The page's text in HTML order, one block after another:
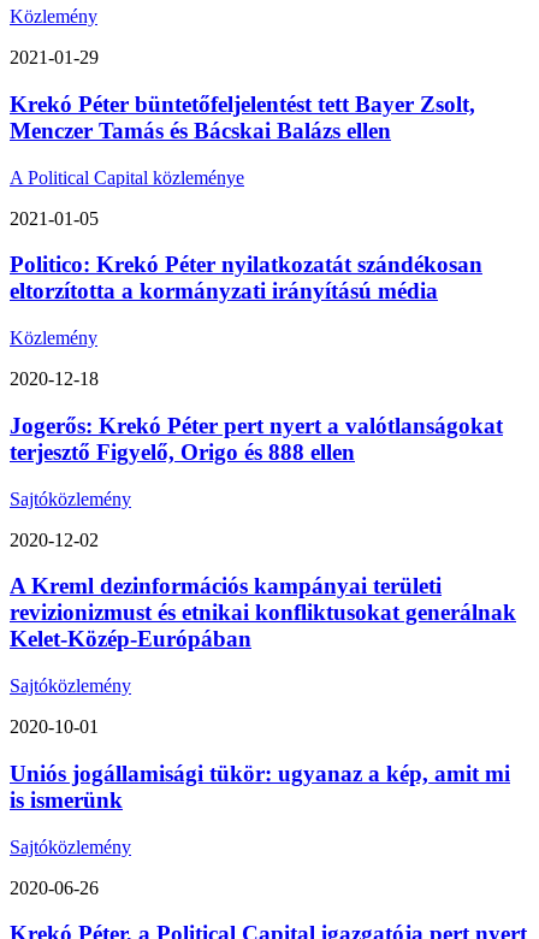
Közlemény
2021-01-29
Krekó Péter büntetőfeljelentést tett Bayer Zsolt,
Menczer Tamás és Bácskai Balázs ellen
A Political Capital közleménye
2021-01-05
Politico: Krekó Péter nyilatkozatát szándékosan
eltorzította a kormányzati irányítású média
Közlemény
2020-12-18
Jogerős: Krekó Péter pert nyert a valótlanságokat
terjesztő Figyelő, Origo és 888 ellen
Sajtóközlemény
2020-12-02
A Kreml dezinformációs kampányai területi
revizionizmust és etnikai konfliktusokat generálnak
Kelet-Közép-Európában
Sajtóközlemény
2020-10-01
Uniós jogállamisági tükör: ugyanaz a kép, amit mi
is ismerünk
Sajtóközlemény
2020-06-26
Krekó Péter, a Political Capital igazgatója pert nyert